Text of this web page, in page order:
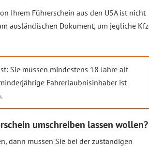
Ihrem Führerschein aus den USA ist nicht
ausländischen Dokument, um jegliche Kfz
Sie müssen mindestens 18 Jahre alt
Fahrerlaubnisinhaber ist
umschreiben lassen wollen?
dann müssen Sie bei der zuständigen